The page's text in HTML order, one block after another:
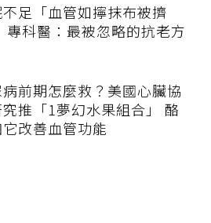
足「血管如擰抹布被擠
專科醫：最被忽略的抗老方
前期怎麼救？美國心臟協
推「1夢幻水果組合」 酪
改善血管功能